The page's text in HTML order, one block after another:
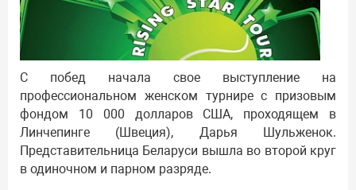
С побед начала свое выступление на
профессиональном женском турнире с призовым
фондом 10 000 долларов США, проходящем в
Линчепинге (Швеция), Дарья Шульженок.
Представительница Беларуси вышла во второй круг
в одиночном и парном разряде.